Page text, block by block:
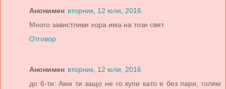
Анонимен вторник, 12 юли, 2016
Много завистливи хора има на този свят.
Отговор
Анонимен вторник, 12 юли, 2016
до 6-ти: Ами ти защо не го купи като е без пари, голям